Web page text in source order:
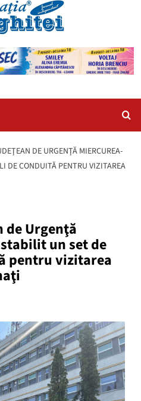
DE URGENŢĂ MIERCUREA-
DE CONDUITĂ PENTRU VIZITAREA
de Urgenţă
un set de
pentru vizitarea